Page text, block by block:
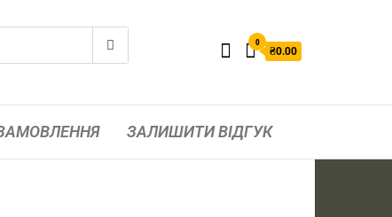
0
₴0.00
ЗАЛИШИТИ ВІДГУК